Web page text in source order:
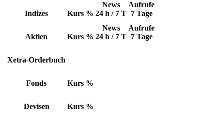
Indizes Kurs %
News
24 h / 7 T
Aufrufe
7 Tage
Aktien Kurs %
News
24 h / 7 T
Aufrufe
7 Tage
Xetra-Orderbuch
Fonds Kurs %
Devisen Kurs %